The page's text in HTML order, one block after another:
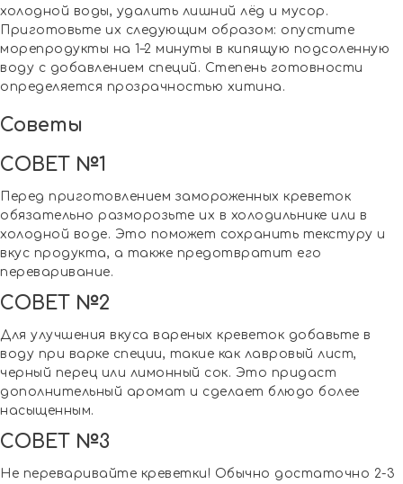
холодной воды, удалить лишний лёд и мусор.
Приготовьте их следующим образом: опустите
морепродукты на 1–2 минуты в кипящую подсоленную
воду с добавлением специй. Степень готовности
определяется прозрачностью хитина.
Советы
СОВЕТ №1
Перед приготовлением замороженных креветок
обязательно разморозьте их в холодильнике или в
холодной воде. Это поможет сохранить текстуру и
вкус продукта, а также предотвратит его
переваривание.
СОВЕТ №2
Для улучшения вкуса вареных креветок добавьте в
воду при варке специи, такие как лавровый лист,
черный перец или лимонный сок. Это придаст
дополнительный аромат и сделает блюдо более
насыщенным.
СОВЕТ №3
Не переваривайте креветки! Обычно достаточно 2-3